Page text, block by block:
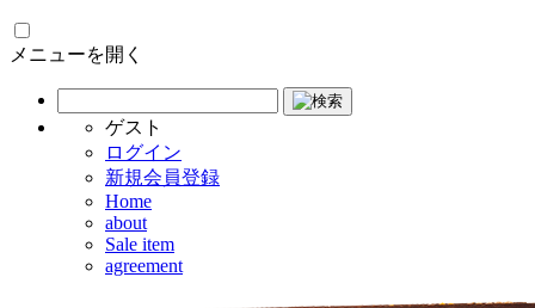
メニューを開く
ゲスト
ログイン
新規会員登録
Home
about
Sale item
agreement